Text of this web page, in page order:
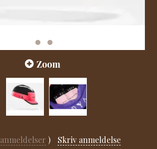
Zoom
anmeldelser Skriv anmeldelse